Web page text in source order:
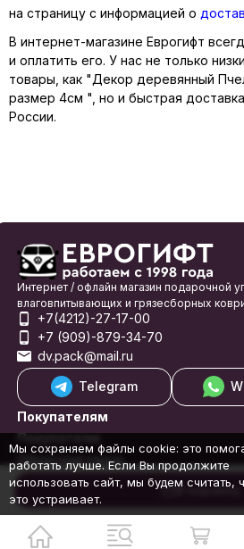
В корзину
на страницу с информацией о
В интернет-магазине Еврогифт
и оплатить его. У нас не только
товары, как "Декор деревянный
размер 4см ", но и быстрая
России.
Интернет / офлайн магазин подарочной
влаговпитывающих и грязесборных
+7(4212)-27-17-00
+7 (909)-879-34-70
dv.pack@mail.ru
Telegram
Покупателям
Покупателю
Обратная связь
© 1998-2026 Еврогифт
Мы сохраняем файлы cookie: это
работать лучше. Если Вы продолжите
использовать сайт, мы будем считать,
это устраивает.